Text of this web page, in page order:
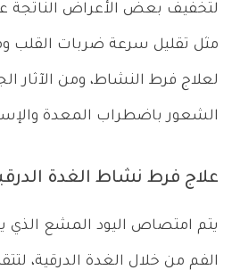
لتخفيف بعض الأعراض الناتجة
مثل تقليل سرعة ضربات القلب
لعلاج فرط النشاط، ومن الآثار
الشعور باضطراب المعدة
علاج فرط نشاط الغدة
يتم امتصاص اليود المشع الذي
الفم من خلال الغدة الدرقية،